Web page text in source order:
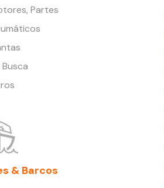
Partes
Busca
& Barcos